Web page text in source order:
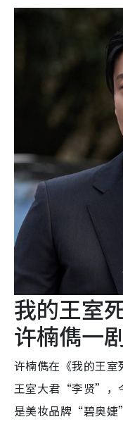
我的王室
许楠儁一
许楠儁在《我的王
王室大君“李贤”，
是美妆品牌“碧奥婕